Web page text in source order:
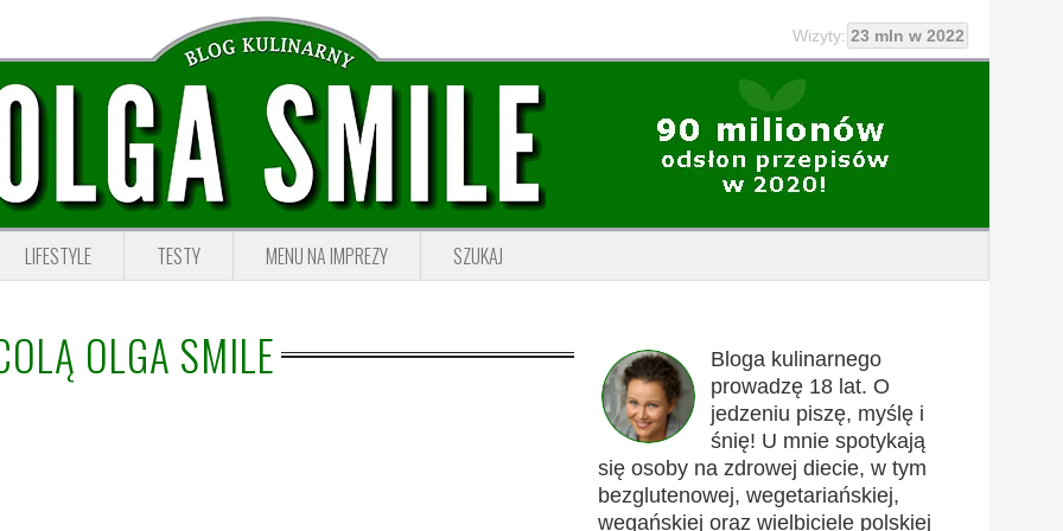
Wizyty: 23 mln w 2022
LIFESTYLE TESTY MENU NA IMPREZY SZUKAJ
OLGA SMILE
Bloga kulinarnego
prowadzę 18 lat. O
jedzeniu piszę, myślę i
śnię! U mnie spotykają
się osoby na zdrowej diecie, w tym
bezglutenowej, wegetariańskiej,
wegańskiej oraz wielbiciele polskiej